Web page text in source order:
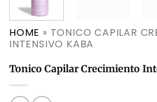
HOME » TONICO CAPILAR
INTENSIVO KABA
Tonico Capilar Crecimiento